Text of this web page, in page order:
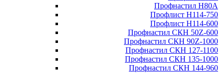
Профнастил Н80А
Профлист Н114-750
Профлист Н114-600
Профнастил СКН 50Z-600
Профнастил СКН 90Z-1000
Профнастил СКН 127-1100
Профнастил СКН 135-1000
Профнастил СКН 144-960